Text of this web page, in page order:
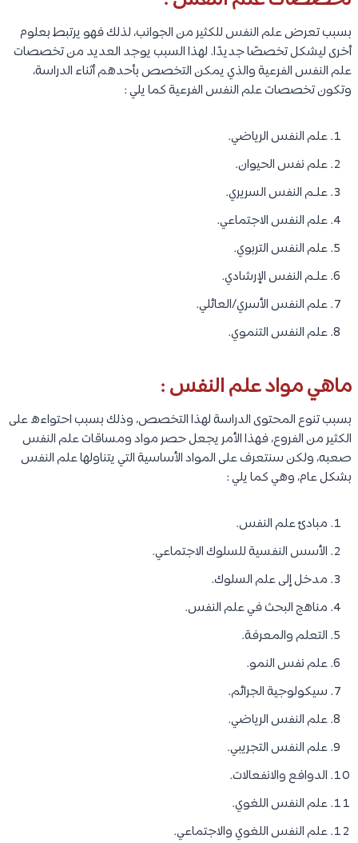
بسبب تعرض علم النفس للكثير من الجوانب، لذلك فهو يرتبط بعلوم
أخرى ليشكل تخصصًا جديدًا. لهذا السبب يوجد العديد من تخصصات
علم النفس الفرعية والذي يمكن التخصص بأحدهم أثناء الدراسة،
وتكون تخصصات علم النفس الفرعية كما يلي :
علم النفس الرياضي.
علم نفس الحيوان.
علـم النفس السريري.
علم النفس الاجتماعي.
علم النفس التربوي.
علـم النفس الإرشادي.
علم النفس الأسري/العائلي.
علم النفس التنموي.
ماهي مواد علم النفس :
بسبب تنوع المحتوى الدراسة لهذا التخصص، وذلك بسبب احتواءه على
الكثير من الفروع، فهذا الأمر يجعل حصر مواد ومساقات علم النفس
صعبه، ولكن سنتعرف على المواد الأساسية التي يتناولها علم النفس
بشكل عام، وهي كما يلي :
مبادئ علم النفس.
الأسس النفسية للسلوك الاجتماعي.
مدخل إلى علم السلوك.
مناهج البحث في علم النفس.
التعلم والمعرفة.
علم نفس النمو.
سيكولوجية الجرائم.
علم النفس الرياضي.
علم النفس التجريبي.
الدوافع والانفعالات.
علم النفس اللغوي.
علم النفس اللغوي والاجتماعي.